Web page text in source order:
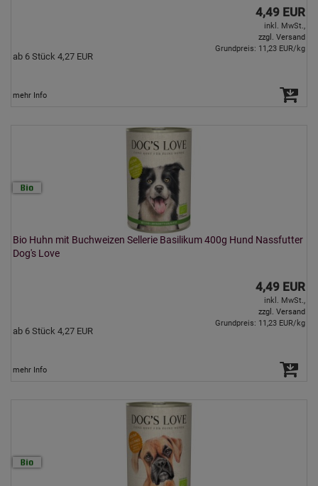
4,49 EUR
inkl. MwSt.,
zzgl. Versand
ab 6 Stück 4,27 EUR
Grundpreis: 11,23 EUR/kg
mehr Info
Bio Huhn mit Buchweizen Sellerie Basilikum 400g Hund Nassfutter
Dog's Love
4,49 EUR
inkl. MwSt.,
zzgl. Versand
ab 6 Stück 4,27 EUR
Grundpreis: 11,23 EUR/kg
mehr Info